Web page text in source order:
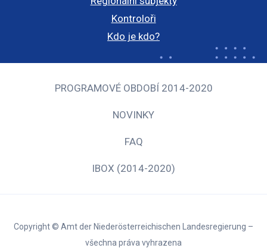
Kontroloři
Kdo je kdo?
PROGRAMOVÉ OBDOBÍ 2014-2020
NOVINKY
FAQ
IBOX (2014-2020)
Copyright © Amt der Niederösterreichischen Landesregierung –
všechna práva vyhrazena